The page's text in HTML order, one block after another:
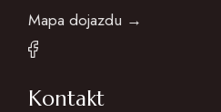
Mapa dojazdu →
Kontakt